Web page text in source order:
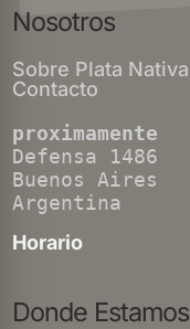
Nosotros
Sobre Plata Nativa
Contacto
proximamente
Defensa 1486
Buenos Aires
Argentina
Horario
Donde Estamos